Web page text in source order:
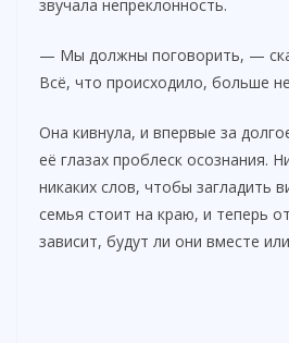
звучала непреклонность.
— Мы должны поговорить, —
Всё, что происходило, больше
Она кивнула, и впервые за
её глазах проблеск осознания.
никаких слов, чтобы загладить
семья стоит на краю, и теперь
зависит, будут ли они вместе